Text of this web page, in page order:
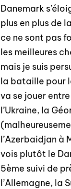
Danemark
plus en plus de
ce ne sont pas
les meilleures
mais je suis
la bataille pour
va se jouer entre
l’Ukraine, la
l’Azerbaidjan à
vois plutôt le
5ème suivi de
l’Allemagne, la